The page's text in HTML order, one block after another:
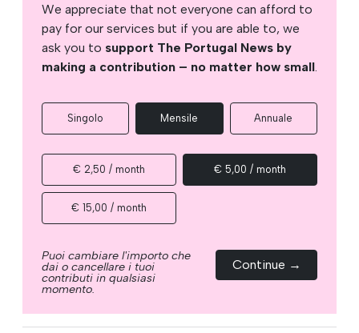
We appreciate that not everyone can afford to
pay for our services but if you are able to, we
ask you to support The Portugal News by
making a contribution – no matter how small.
Singolo Mensile Annuale
€ 2,50 / month € 5,00 / month
€ 15,00 / month
Puoi cambiare l'importo che
dai o cancellare i tuoi
contributi in qualsiasi
momento.
Continue →